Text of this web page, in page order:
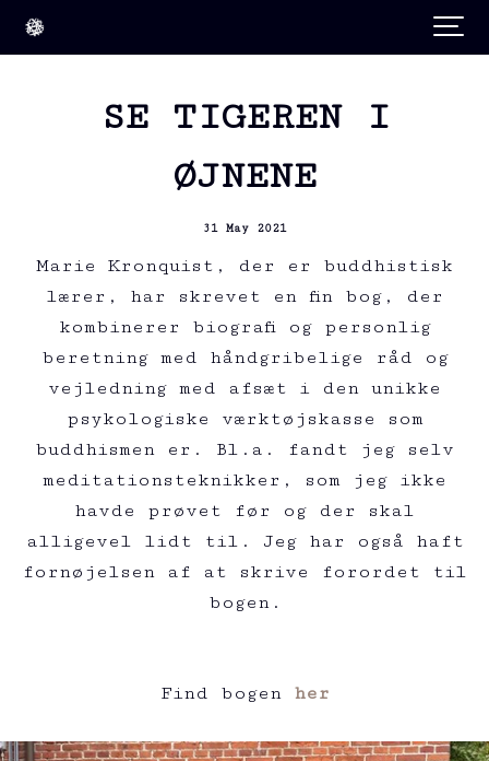
SE TIGEREN I
ØJNENE
31 May 2021
Marie Kronquist, der er buddhistisk
lærer, har skrevet en fin bog, der
kombinerer biografi og personlig
beretning med håndgribelige råd og
vejledning med afsæt i den unikke
psykologiske værktøjskasse som
buddhismen er. Bl.a. fandt jeg selv
meditationsteknikker, som jeg ikke
havde prøvet før og der skal
alligevel lidt til. Jeg har også haft
fornøjelsen af at skrive forordet til
bogen.
Find bogen her